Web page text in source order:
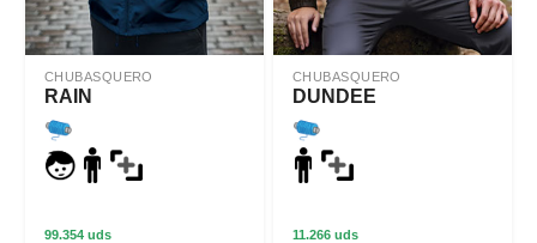
CHUBASQUERO
RAIN
99.354 uds
CHUBASQUERO
DUNDEE
11.266 uds